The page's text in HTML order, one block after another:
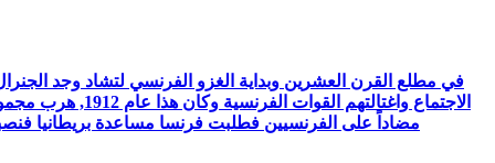
الاجتماع
مضاداً على الفرنسيين فطلبت فرنسا مساعدة بريطانيا